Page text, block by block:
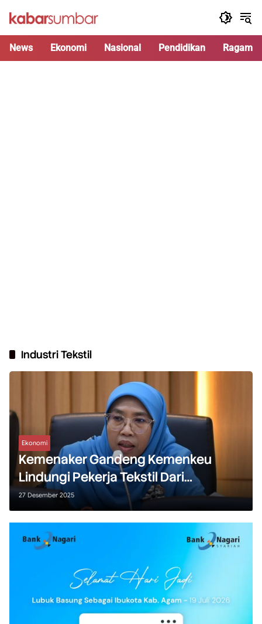
News Ekonomi Nasional Pendidikan Ragam
Industri Tekstil
Ekonomi
Kemenaker Gandeng Kemenkeu
Lindungi Pekerja Tekstil Dari
Ancaman PHK
27 Desember 2025